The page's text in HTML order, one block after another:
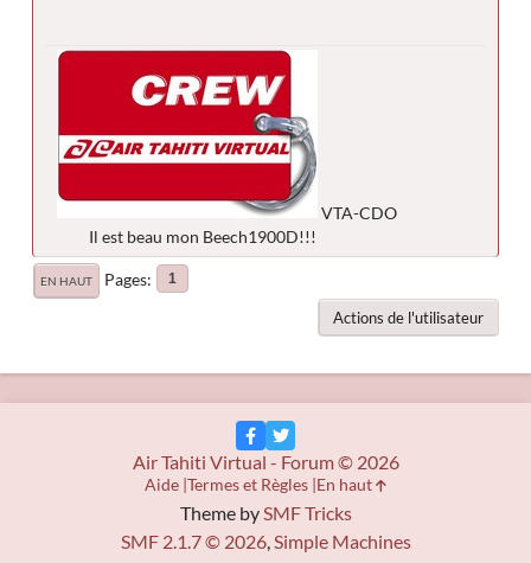
VTA-CDO
Il est beau mon Beech1900D!!!
EN HAUT Pages 1
Actions de l'utilisateur
Theme bySMF Tricks
SMF 2.1.7 © 2026,Simple Machines
Air Tahiti Virtual - Forum © 2026
Aide Termes et Règles En haut